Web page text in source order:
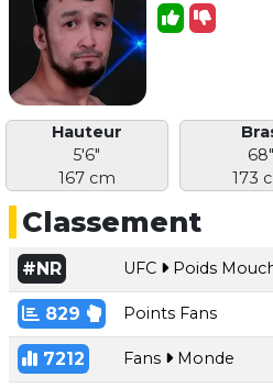
Hauteur
5'6"
167 cm
68"
173
Classement
#NR UFC Poids
829 Points Fans
7212 Fans Monde